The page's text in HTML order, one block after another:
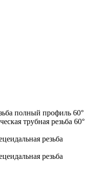
полный профиль 60°
трубная резьба 60°
резьба
резьба